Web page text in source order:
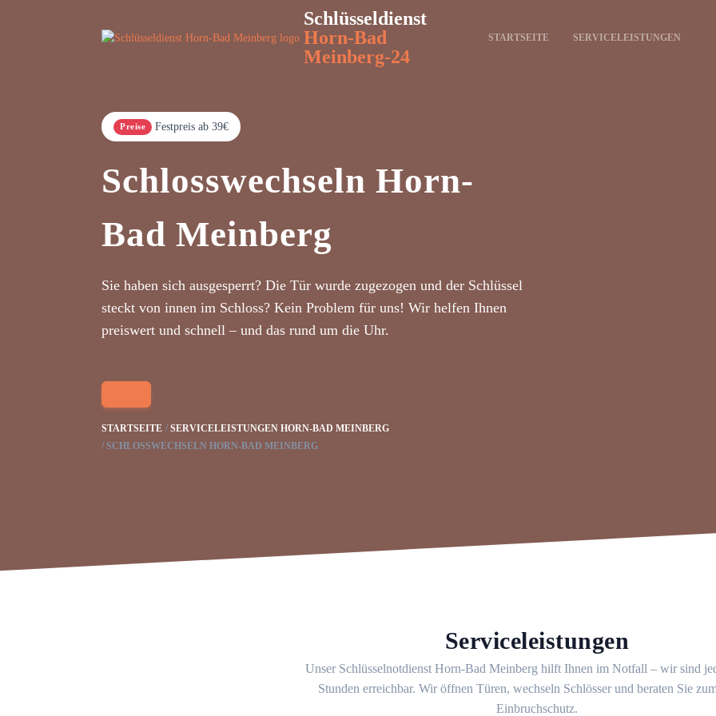
Schlüsseldienst
Horn-Bad
Meinberg-24
STARTSEITE SERVICELEISTUNGEN
Preise Festpreis ab 39€
Schlosswechseln Horn-
Bad Meinberg
Sie haben sich ausgesperrt? Die Tür wurde zugezogen und der Schlüssel
steckt von innen im Schloss? Kein Problem für uns! Wir helfen Ihnen
preiswert und schnell – und das rund um die Uhr.
STARTSEITE
SERVICELEISTUNGEN HORN-BAD MEINBERG
SCHLOSSWECHSELN HORN-BAD MEINBERG
Serviceleistungen
Unser Schlüsselnotdienst Horn-Bad Meinberg hilft Ihnen im Notfall – wir sind
Stunden erreichbar. Wir öffnen Türen, wechseln Schlösser und beraten Sie
Einbruchschutz.